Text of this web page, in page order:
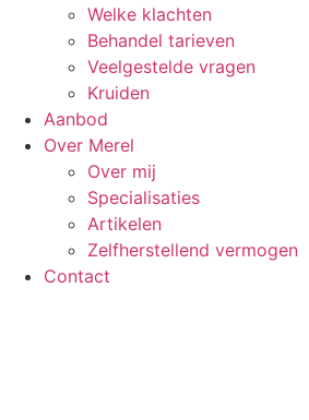
Welke klachten
Behandel tarieven
Veelgestelde vragen
Kruiden
Aanbod
Over Merel
Over mij
Specialisaties
Artikelen
Zelfherstellend vermogen
Contact